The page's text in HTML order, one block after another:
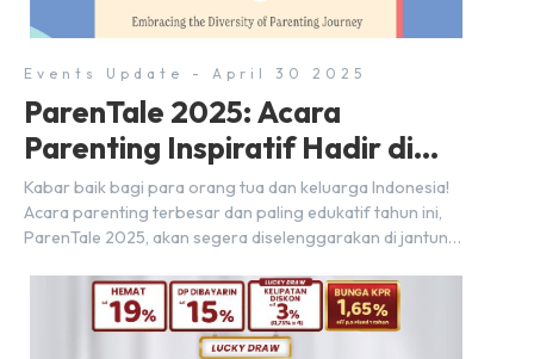
Events Update - April 30 2025
ParenTale 2025: Acara
Parenting Inspiratif Hadir di
BSD City!
Kabar baik bagi para orang tua dan keluarga Indonesia!
Acara parenting terbesar dan paling edukatif tahun ini,
ParenTale 2025, akan segera diselenggarakan di jantung
5, ICE BSD, acara ini akan berlangsung selama tiga hari
penuh, yaitu pada 2 hingga 4 Mei 2025. Diselenggarakan
oleh Parentstory dan […]